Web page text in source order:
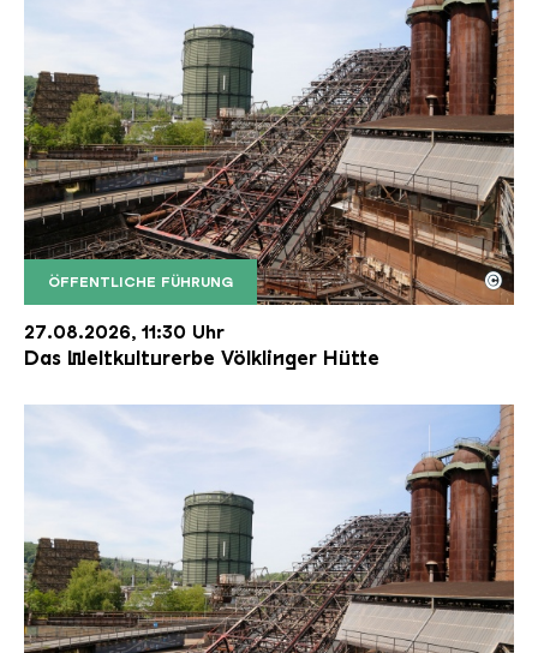
ÖFFENTLICHE FÜHRUNG
Der Erzschrägaufzug der Völklinger Hütte mit
Copyright: Weltkulturerbe Völklinger Hütte | Karl
©
27.08.2026, 11:30 Uhr
Das Weltkulturerbe Völklinger Hütte